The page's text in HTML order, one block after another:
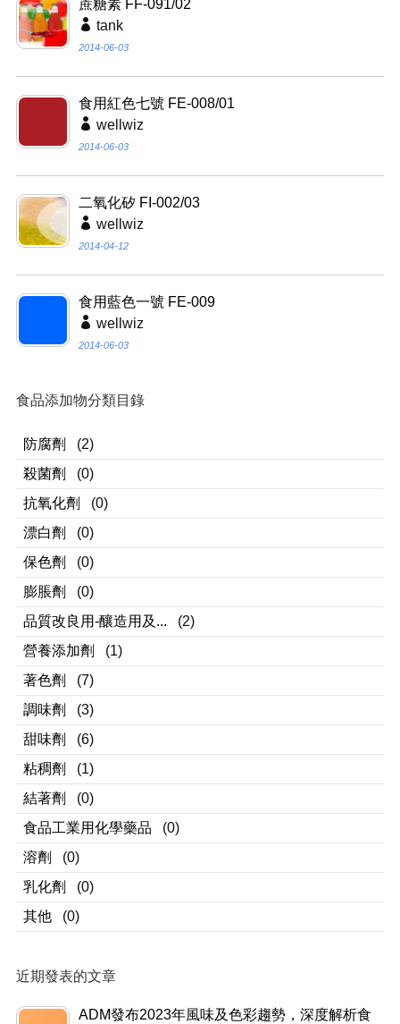
蔗糖素 FF-091/02
tank
2014-06-03
食用紅色七號 FE-008/01
wellwiz
2014-06-03
二氧化矽 FI-002/03
wellwiz
2014-04-12
食用藍色一號 FE-009
wellwiz
2014-06-03
食品添加物分類目錄
防腐劑
(2)
殺菌劑
(0)
抗氧化劑
(0)
漂白劑
(0)
保色劑
(0)
膨脹劑
(0)
品質改良用-釀造用及...
(2)
營養添加劑
(1)
著色劑
(7)
調味劑
(3)
甜味劑
(6)
粘稠劑
(1)
結著劑
(0)
食品工業用化學藥品
(0)
溶劑
(0)
乳化劑
(0)
其他
(0)
近期發表的文章
ADM發布2023年風味及色彩趨勢，深度解析食